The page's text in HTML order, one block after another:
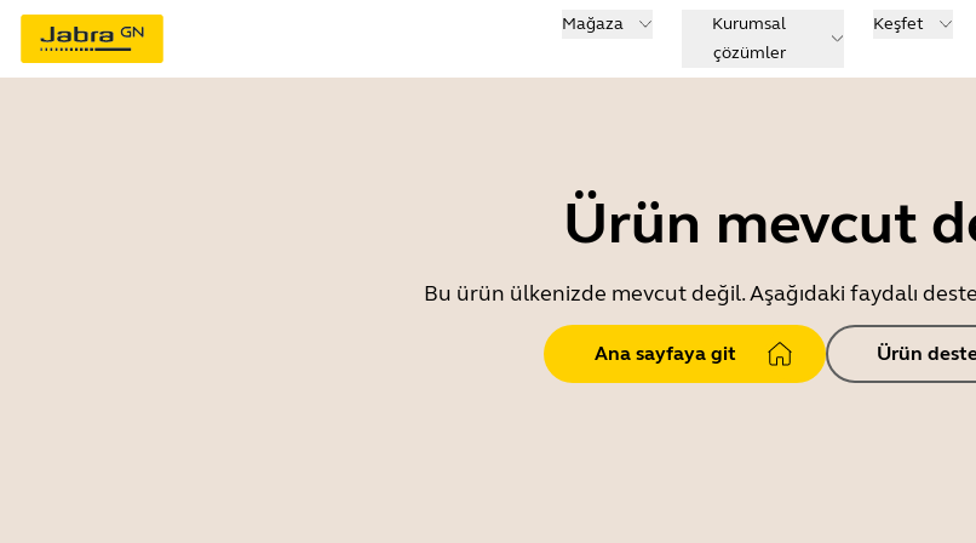
Mağaza
Kurumsal
çözümler
Keşfet
Ürün mevcut
Bu ürün ülkenizde mevcut değil. Aşağıdaki faydalı
Ana sayfaya git Ürün